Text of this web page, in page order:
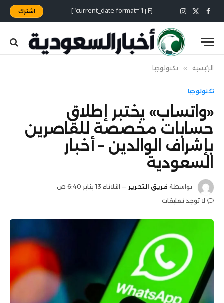
فيسبوك
X
(Twitter)
الانستغرام [current_date format="l j F"] اشترك
الرئيسية » تكنولوجيا
تكنولوجيا
«واتساب» يختبر إطلاق
حسابات مخصصة للقاصرين
بإشراف الوالدين – أخبار
السعودية
بواسطة فريق التحرير
الثلاثاء 13 يناير 6:40 ص
لا توجد تعليقات